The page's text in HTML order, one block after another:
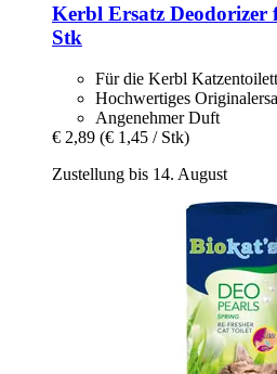
Kerbl Ersatz Deodorizer
Stk
Für die Kerbl
Hochwertiges
Angenehmer Duft
€ 2,89 (€ 1,45 / Stk)
Zustellung bis 14. August